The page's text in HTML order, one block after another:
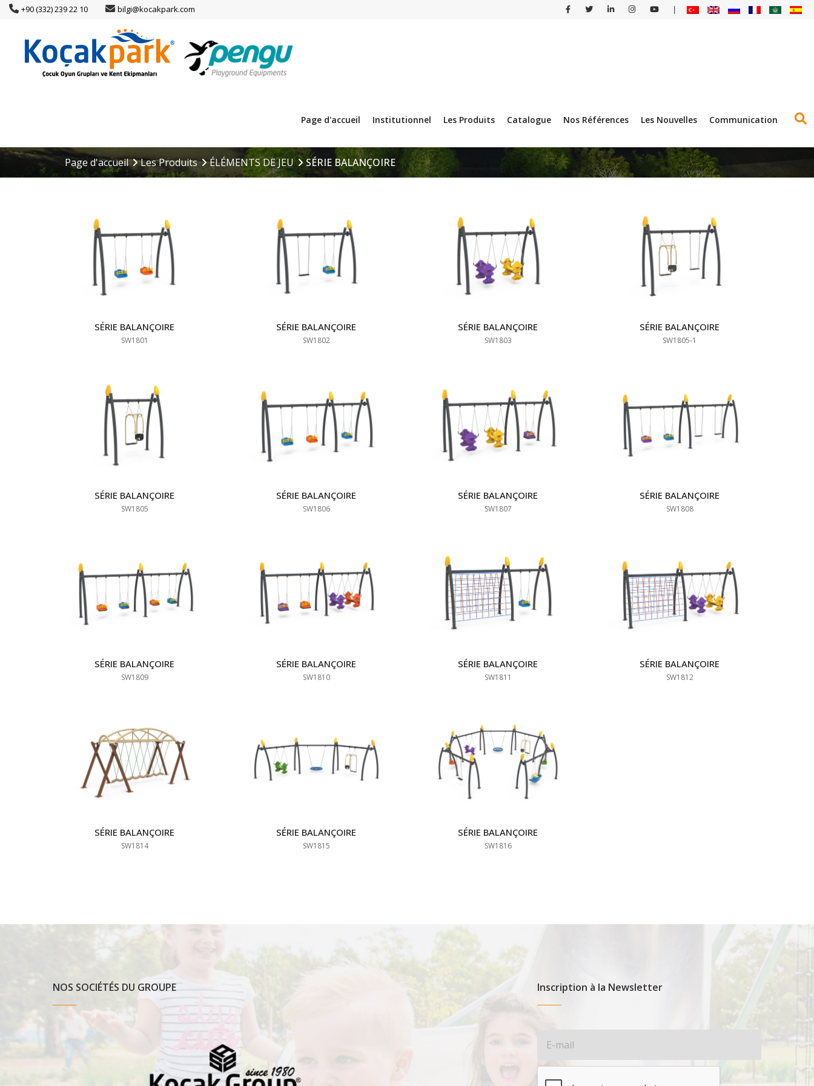
+90 (332) 239 22 10 bilgi@kocakpark.com
Page d'accueil Institutionnel Les Produits Catalogue Nos Références Les Nouvelles Communication
Page d'accueil Les Produits ÉLÉMENTS DE JEU SÉRIE BALANÇOIRE
SÉRIE BALANÇOIRE
SW1801
SÉRIE BALANÇOIRE
SW1802
SÉRIE BALANÇOIRE
SW1803
SÉRIE BALANÇOIRE
SW1805-1
SÉRIE BALANÇOIRE
SW1805
SÉRIE BALANÇOIRE
SW1806
SÉRIE BALANÇOIRE
SW1807
SÉRIE BALANÇOIRE
SW1808
SÉRIE BALANÇOIRE
SW1809
SÉRIE BALANÇOIRE
SW1810
SÉRIE BALANÇOIRE
SW1811
SÉRIE BALANÇOIRE
SW1812
SÉRIE BALANÇOIRE
SW1814
SÉRIE BALANÇOIRE
SW1815
SÉRIE BALANÇOIRE
SW1816
NOS SOCIÉTÉS DU GROUPE Inscription à la Newsletter